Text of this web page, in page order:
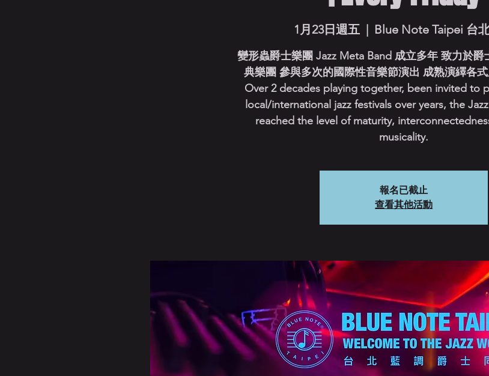
1月23日週五
  |
Blue Note Taipei 台
變形蟲爵士樂團 Jazz Meta Band 成立多年 致力於爵
典樂團 參與多次的國際性音樂節演出 成熟演繹各
Over 2 decades playing together, been invited to
local/international jazz festivals over years, the
reached the level of maturity,
musicality.
報名已截止
查看其他活動